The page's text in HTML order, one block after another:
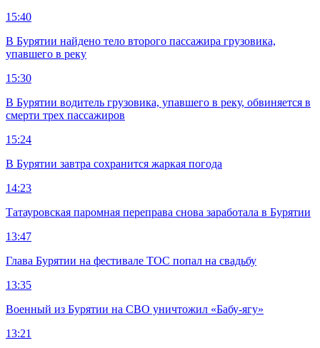
15:40
В Бурятии найдено тело второго пассажира грузовика,
упавшего в реку
15:30
В Бурятии водитель грузовика, упавшего в реку, обвиняется в
смерти трех пассажиров
15:24
В Бурятии завтра сохранится жаркая погода
14:23
Татауровская паромная переправа снова заработала в Бурятии
13:47
Глава Бурятии на фестивале ТОС попал на свадьбу
13:35
Военный из Бурятии на СВО уничтожил «Бабу-ягу»
13:21